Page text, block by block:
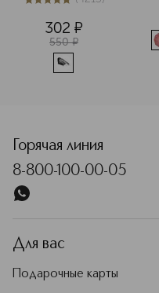
Суперобъем
5из 54215
302 ¤
550 ¤
Горячая линия
8-800-100-00-05
Для вас
Подарочные карты